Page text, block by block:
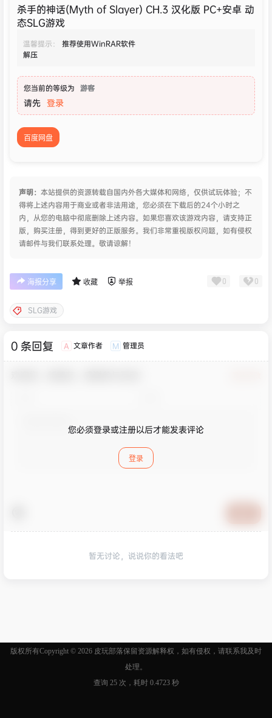
杀手的神话(Myth of Slayer) CH.3 汉化版 PC+安卓 动
态SLG游戏
温馨提示：
推荐使用WinRAR软件
解压
您当前的等级为 游客
请先 登录
百度网盘
声明： 本站提供的资源转载自国内外各大媒体和网络，仅供试玩体验；不
得将上述内容用于商业或者非法用途，您必须在下载后的24个小时之
内，从您的电脑中彻底删除上述内容。如果您喜欢该游戏内容，请支持正
版，购买注册，得到更好的正版服务。我们非常重视版权问题，如有侵权
请邮件与我们联系处理。敬请谅解！
海报分享 收藏 举报 0 0
SLG游戏
0 条回复 A 文章作者 M 管理员
您必须登录或注册以后才能发表评论
登录
暂无讨论，说说你的看法吧
版权所有Copyright © 2026 皮玩部落保留资源解释权，如有侵权，请联系我及时
处理。
查询 25 次，耗时 0.4723 秒